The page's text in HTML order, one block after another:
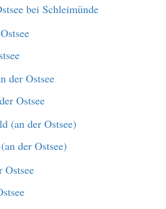
bei Schleimünde
Ostsee
der Ostsee)